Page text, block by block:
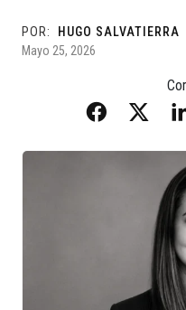
POR:
HUGO SALVATIERRA
Mayo 25, 2026